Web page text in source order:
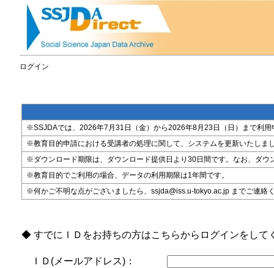
ログイン
※SSJDAでは、2026年7月31日（金）から2026年8月23日（日）まで利
※教育目的申請における受講者の処理に関して、システムを更新いたしま
※ダウンロード期限は、ダウンロード提供日より30日間です。なお、ダ
※教育目的でご利用の場合、データの利用期限は1年間です。
※何かご不明な点がございましたら、ssjda@iss.u-tokyo.ac.jp までご連絡
◆ すでにＩＤをお持ちの方はこちらからログインをして
ＩＤ(メールアドレス)：